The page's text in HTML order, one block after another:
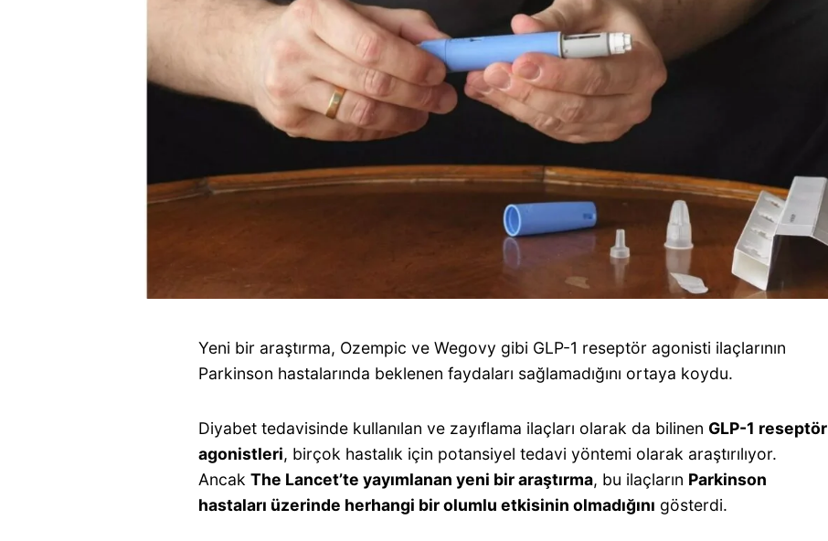
Yeni bir araştırma, Ozempic ve Wegovy gibi GLP-1 reseptör agonisti ilaçlarının
Parkinson hastalarında beklenen faydaları sağlamadığını ortaya koydu.
Diyabet tedavisinde kullanılan ve zayıflama ilaçları olarak da bilinen GLP-1 reseptör
agonistleri, birçok hastalık için potansiyel tedavi yöntemi olarak araştırılıyor.
Ancak The Lancet’te yayımlanan yeni bir araştırma, bu ilaçların Parkinson
hastaları üzerinde herhangi bir olumlu etkisinin olmadığını gösterdi.